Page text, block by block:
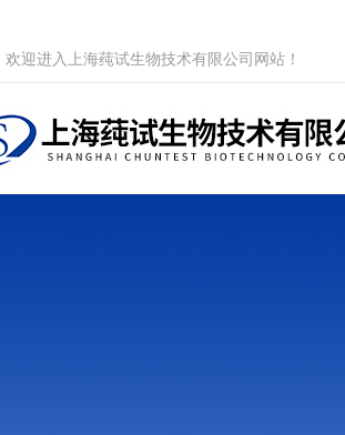
欢迎进入上海莼试生物技术有限公司网站！